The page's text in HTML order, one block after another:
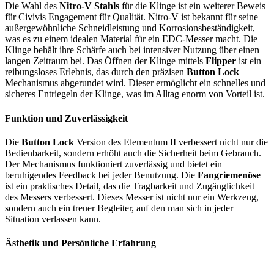
Die Wahl des Nitro-V Stahls für die Klinge ist ein weiterer Beweis
für Civivis Engagement für Qualität. Nitro-V ist bekannt für seine
außergewöhnliche Schneidleistung und Korrosionsbeständigkeit,
was es zu einem idealen Material für ein EDC-Messer macht. Die
Klinge behält ihre Schärfe auch bei intensiver Nutzung über einen
langen Zeitraum bei. Das Öffnen der Klinge mittels Flipper ist ein
reibungsloses Erlebnis, das durch den präzisen Button Lock
Mechanismus abgerundet wird. Dieser ermöglicht ein schnelles und
sicheres Entriegeln der Klinge, was im Alltag enorm von Vorteil ist.
Funktion und Zuverlässigkeit
Die Button Lock Version des Elementum II verbessert nicht nur die
Bedienbarkeit, sondern erhöht auch die Sicherheit beim Gebrauch.
Der Mechanismus funktioniert zuverlässig und bietet ein
beruhigendes Feedback bei jeder Benutzung. Die Fangriemenöse
ist ein praktisches Detail, das die Tragbarkeit und Zugänglichkeit
des Messers verbessert. Dieses Messer ist nicht nur ein Werkzeug,
sondern auch ein treuer Begleiter, auf den man sich in jeder
Situation verlassen kann.
Ästhetik und Persönliche Erfahrung